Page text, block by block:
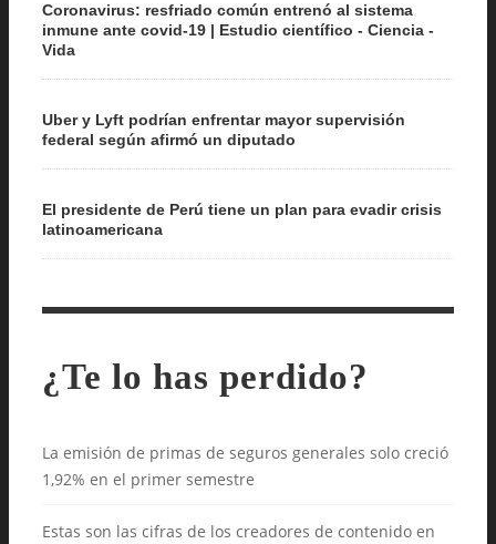
Coronavirus: resfriado común entrenó al sistema
inmune ante covid-19 | Estudio científico - Ciencia -
Vida
Uber y Lyft podrían enfrentar mayor supervisión
federal según afirmó un diputado
El presidente de Perú tiene un plan para evadir crisis
latinoamericana
¿Te lo has perdido?
La emisión de primas de seguros generales solo creció
1,92% en el primer semestre
Estas son las cifras de los creadores de contenido en